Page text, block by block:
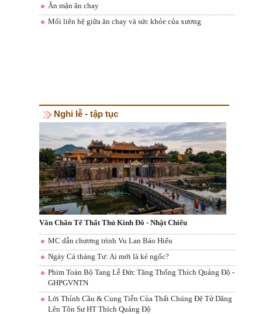
Ăn mặn ăn chay
Mối liên hệ giữa ăn chay và sức khỏe của xương
Nghi lễ - tập tục
Văn Chẩn Tế Thất Thủ Kinh Đô - Nhật Chiếu
MC dẫn chương trình Vu Lan Báo Hiếu
Ngày Cá tháng Tư: Ai mới là kẻ ngốc?
Phim Toàn Bộ Tang Lễ Đức Tăng Thống Thích Quảng Độ -
GHPGVNTN
Lời Thỉnh Cầu & Cung Tiễn Của Thất Chúng Đệ Tử Dâng
Lên Tôn Sư HT Thích Quảng Độ